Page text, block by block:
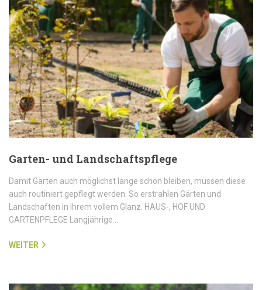
Garten- und Landschaftspflege
Damit Gärten auch möglichst lange schön bleiben, müssen diese
auch routiniert gepflegt werden. So erstrahlen Gärten und
Landschaften in ihrem vollem Glanz. HAUS-, HOF UND
GARTENPFLEGE Langjährige…
WEITER